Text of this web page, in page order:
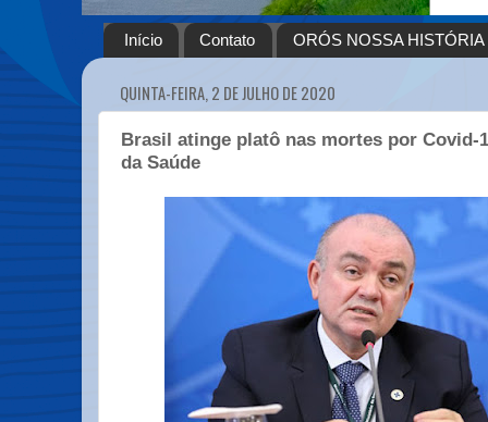
Início Contato ORÓS NOSSA HISTÓRIA
QUINTA-FEIRA, 2 DE JULHO DE 2020
Brasil atinge platô nas mortes por Covid-
da Saúde